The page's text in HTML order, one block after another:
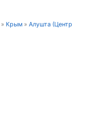
» Крым » Алушта (Центр